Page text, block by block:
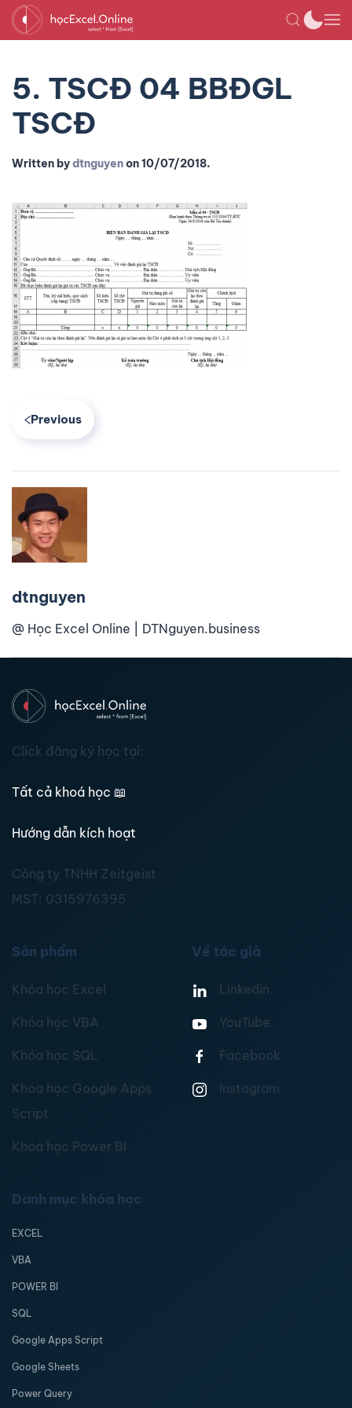
5. TSCĐ 04 BBĐGL
TSCĐ
Written bydtnguyenon10/07/2018.
Previous
dtnguyen
@ Học Excel Online | DTNguyen.business
Click đăng ký học tại:
Tất cả khoá học 📖
Hướng dẫn kích hoạt
Công ty TNHH Zeitgeist
MST: 0315976395
Sản phẩm
Khóa học Excel
Khóa học VBA
Khóa học SQL
Khóa học Google Apps
Script
Khóa học Power BI
Về tác giả
Linkedin
YouTube
Facebook
Instagram
Danh mục khóa học
EXCEL
VBA
POWER BI
SQL
Google Apps Script
Google Sheets
Power Query